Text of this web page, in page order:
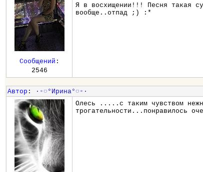
Я в восхищении!!! Песня такая
вообще..отпад ;) :*
Сообщений :
2546
Автор :
∙◦◌°Ирина°◌◦∙
Олесь .....с таким чувством
трогательности...понравилось